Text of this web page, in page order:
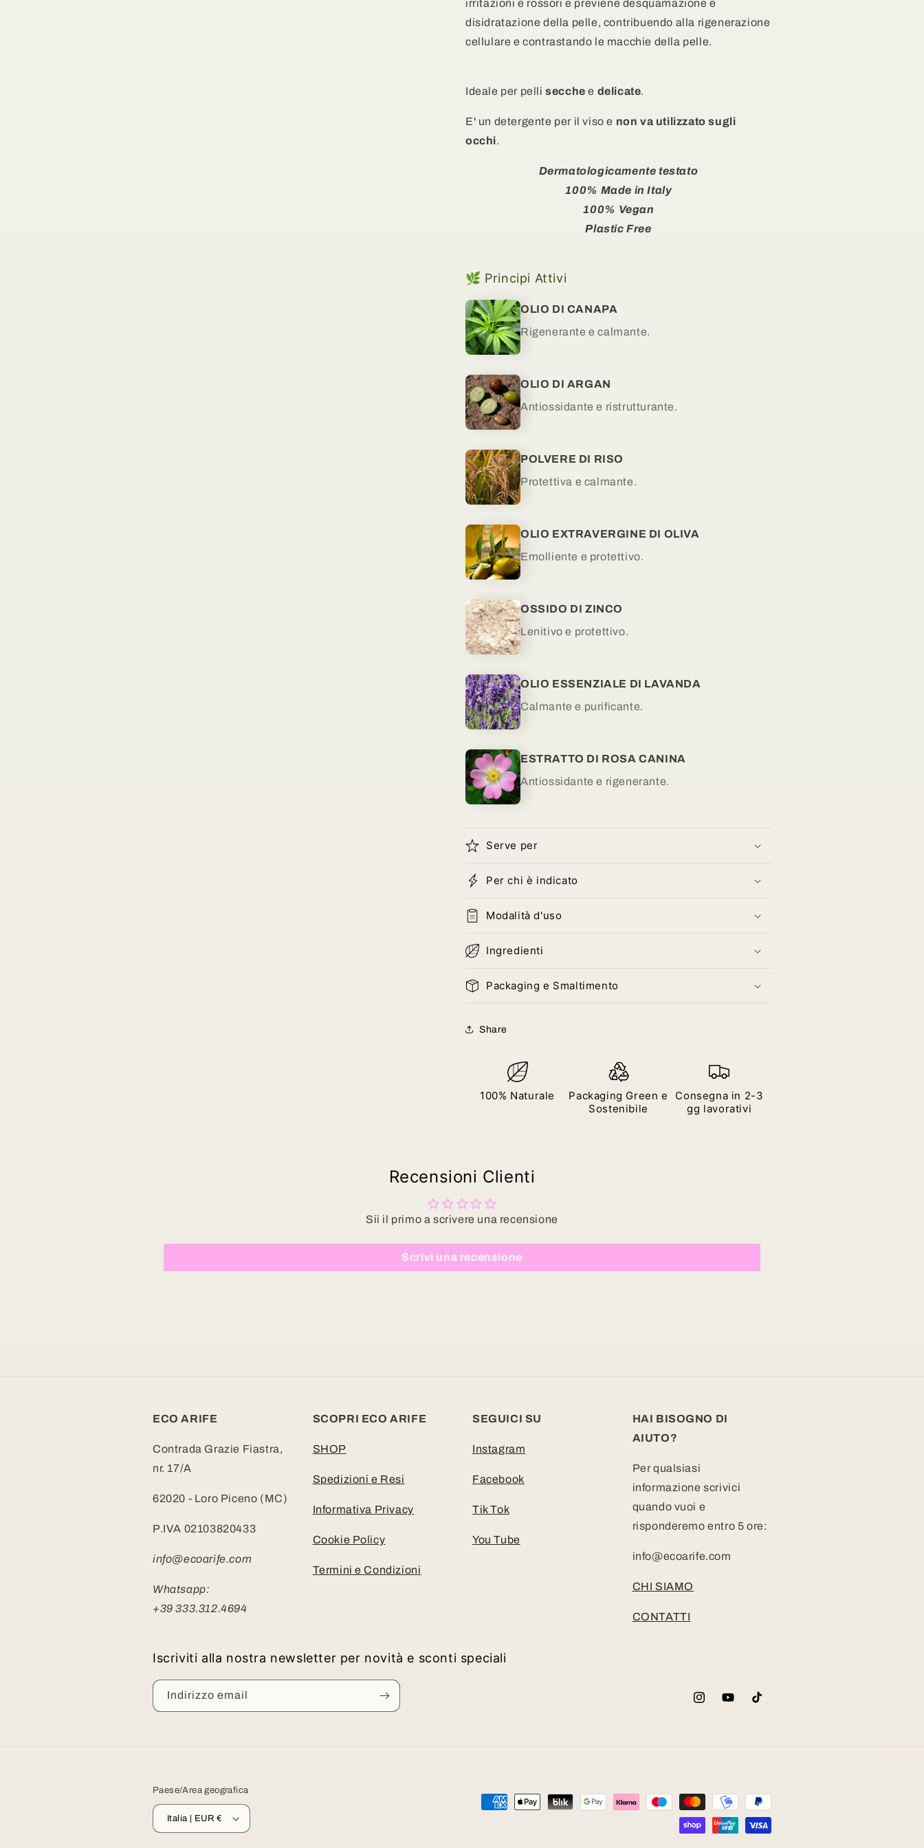
di
Zinco,
Rosa
di
di
Zinco,
Rosa
di
irritazioni e rossori e previene desquamazione e
disidratazione della pelle, contribuendo alla rigenerazione
cellulare e contrastando le macchie della pelle.
Ideale per pelli secchee delicate.
E' un detergente per il viso e non va utilizzato sugli
occhi.
Dermatologicamente testato
100% Made in Italy
100% Vegan
Plastic Free
🌿 Principi Attivi
OLIO DI CANAPA
Rigenerante e calmante.
OLIO DI ARGAN
Antiossidante e ristrutturante.
POLVERE DI RISO
Protettiva e calmante.
OLIO EXTRAVERGINE DI OLIVA
Emolliente e protettivo.
OSSIDO DI ZINCO
Lenitivo e protettivo.
OLIO ESSENZIALE DI LAVANDA
Calmante e purificante.
ESTRATTO DI ROSA CANINA
Antiossidante e rigenerante.
Serve per
Per chi è indicato
Modalità d'uso
Ingredienti
Packaging e Smaltimento
Share
100% Naturale
Packaging Green e
Sostenibile
Consegna in 2-3
gg lavorativi
Recensioni Clienti
Sii il primo a scrivere una recensione
Scrivi una recensione
ECO ARIFE
Contrada Grazie Fiastra,
nr. 17/A
62020 - Loro Piceno (MC)
P.IVA 02103820433
info@ecoarife.com
Whatsapp:
+39 333.312.4694
SCOPRI ECO ARIFE
SHOP
Spedizioni e Resi
Informativa Privacy
Cookie Policy
Termini e Condizioni
SEGUICI SU
Instagram
Facebook
Tik Tok
You Tube
HAI BISOGNO DI
AIUTO?
Per qualsiasi
informazione scrivici
quando vuoi e
risponderemo entro 5 ore:
info@ecoarife.com
CHI SIAMO
CONTATTI
Iscriviti alla nostra newsletter per novità e sconti speciali
Indirizzo email
InstagramYouTubeTikTok
Paese/Area geografica
Italia | EUR €
Metodi